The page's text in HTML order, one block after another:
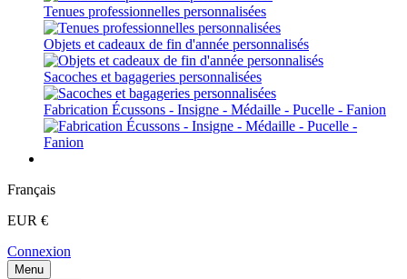
Tenues professionnelles personnalisées
Objets et cadeaux de fin d'année personnalisés
Sacoches et bagageries personnalisées
Fabrication Écussons - Insigne - Médaille - Pucelle - Fanion
Français
EUR €
Connexion
Menu